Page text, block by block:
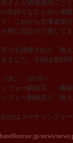
類さんが酒場放浪にと
乳搾りなども自ら体
。これから北海道旅
鞄に忍ばせて旅してま
でも開催された『旅
ました。今回は創刊
（水） 18:00 ～
フォー釧路店 （書籍
フォー釧路店で『旅
せはコーチャンフォ
news/